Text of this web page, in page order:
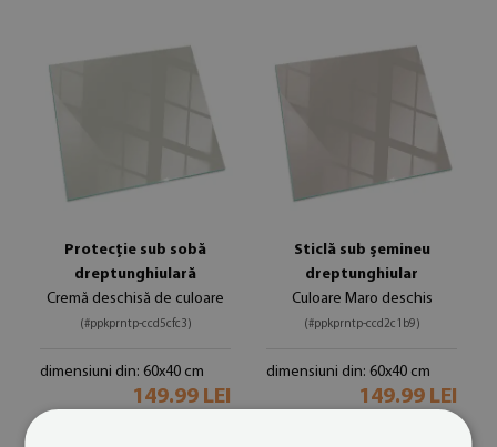
Protecție sub sobă
dreptunghiulară
Cremă deschisă de culoare
(#ppkprntp-ccd5cfc3)
dimensiuni din: 60x40 cm
149.99 LEI
Sticlă sub șemineu
dreptunghiular
Culoare Maro deschis
(#ppkprntp-ccd2c1b9)
dimensiuni din: 60x40 cm
149.99 LEI